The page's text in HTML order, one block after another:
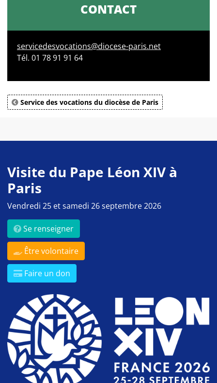
CONTACT
servicedesvocations@diocese-paris.net
Tél. 01 78 91 91 64
Service des vocations du diocèse de Paris
Visite du Pape Léon XIV à
Paris
Vendredi 25 et samedi 26 septembre 2026
Se renseigner
Être volontaire
Faire un don